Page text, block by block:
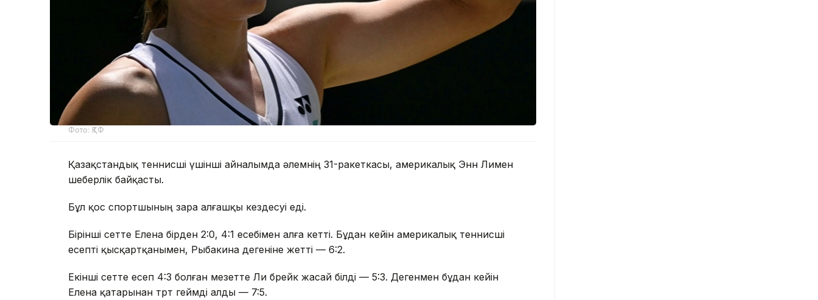
Фото: ҚТФ
Қазақстандық теннисші үшінші айналымда әлемнің 31-ракеткасы, америкалық Энн Лимен
шеберлік байқасты.
Бұл қос спортшының өзара алғашқы кездесуі еді.
Бірінші сетте Елена бірден 2:0, 4:1 есебімен алға кетті. Бұдан кейін америкалық теннисші
есепті қысқартқанымен, Рыбакина дегеніне жетті — 6:2.
Екінші сетте есеп 4:3 болған мезетте Ли брейк жасай білді — 5:3. Дегенмен бұдан кейін
Елена қатарынан төрт геймді алды — 7:5.